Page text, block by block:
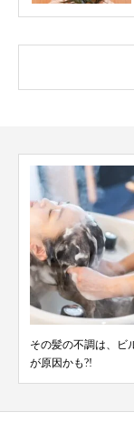
その髪の不調は、ビ
が原因かも?!